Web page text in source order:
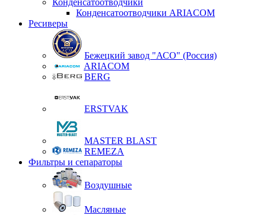
Конденсатоотводчики ARIACOM
Ресиверы
Бежецкий завод "АСО" (Россия)
ARIACOM
BERG
ERSTVAK
MASTER BLAST
REMEZA
Фильтры и сепараторы
Воздушные
Масляные